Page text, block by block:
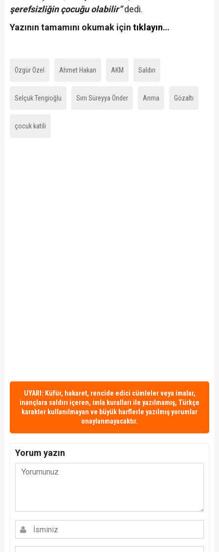
şerefsizliğin çocuğu olabilir”dedi.
Yazının tamamını okumak için tıklayın…
Özgür Özel Ahmet Hakan AKM Saldırı
Selçuk Tengioğlu Sırrı Süreyya Önder Anma Gözaltı
çocuk katili
UYARI: Küfür, hakaret, rencide edici cümleler veya imalar,
inançlara saldırı içeren, imla kuralları ile yazılmamış, Türkçe
karakter kullanılmayan ve büyük harflerle yazılmış yorumlar
onaylanmayacaktır.
Yorum yazın